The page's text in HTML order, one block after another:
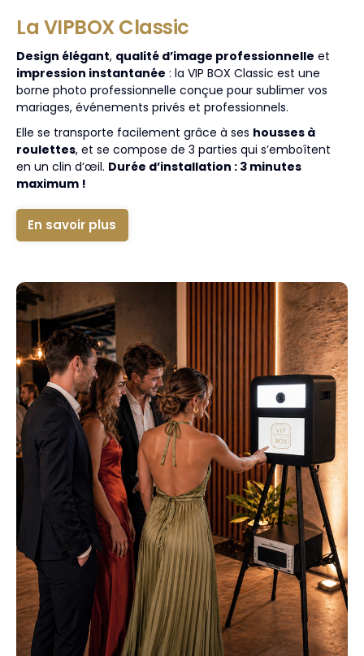
La VIPBOX Classic
Design élégant, qualité d’image professionnelle et
impression instantanée : la VIP BOX Classic est une
borne photo professionnelle conçue pour sublimer vos
mariages, événements privés et professionnels.
Elle se transporte facilement grâce à ses housses à
roulettes, et se compose de 3 parties qui s’emboîtent
en un clin d’œil. Durée d’installation : 3 minutes
maximum !
En savoir plus